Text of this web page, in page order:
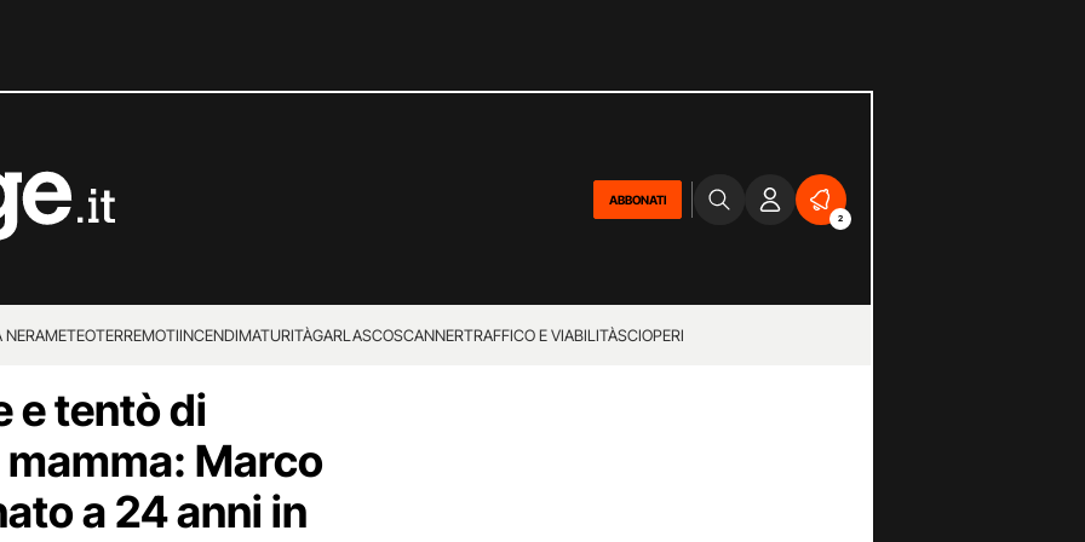
ABBONATI
2
NERAMETEOTERREMOTIINCENDIMATURITÀGARLASCOSCANNERTRAFFICO E VIABILITÀSCIOPERI
e tentò di
Marco
a 24 anni in